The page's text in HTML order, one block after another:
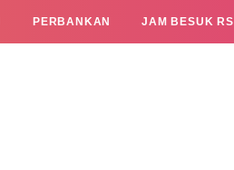
PERBANKAN JAM BESUK RS